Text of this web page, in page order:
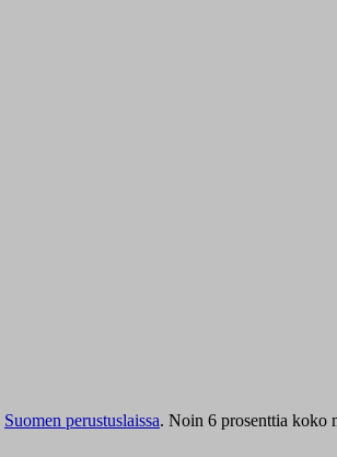
Suomen perustuslaissa. Noin 6 prosenttia koko